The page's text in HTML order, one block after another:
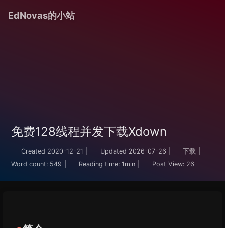
EdNovas的小站
免费128线程并发下载Xdown
Created 2020-12-21 Updated 2026-07-26 下载
Word count: 549 Reading time: 1min Post View: 26